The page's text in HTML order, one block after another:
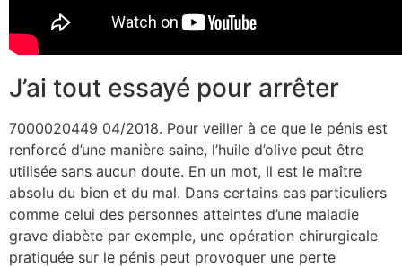
J’ai tout essayé pour arrêter
70‍00‍02‍04‍49 04/2018. Pour veiller à ce que le pénis est
renforcé d’une manière saine, l’huile d’olive peut être
utilisée sans aucun doute. En un mot, Il est le maître
absolu du bien et du mal. Dans certains cas particuliers
comme celui des personnes atteintes d’une maladie
grave diabète par exemple, une opération chirurgicale
pratiquée sur le pénis peut provoquer une perte